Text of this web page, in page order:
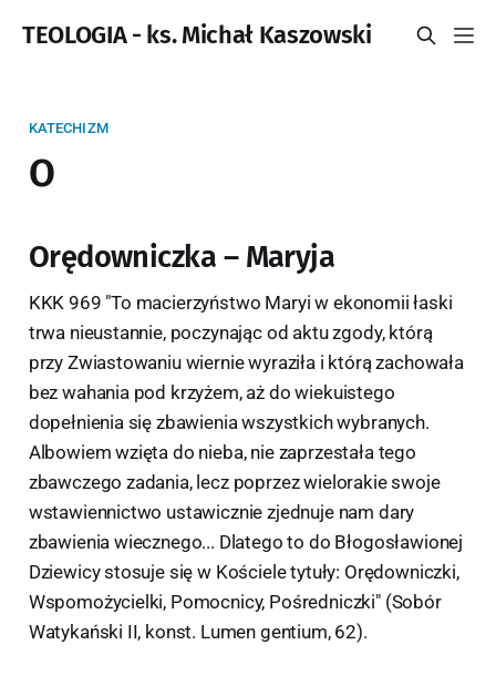
TEOLOGIA - ks. Michał Kaszowski
KATECHIZM
O
Orędowniczka – Maryja
KKK 969 "To macierzyństwo Maryi w ekonomii łaski
trwa nieustannie, poczynając od aktu zgody, którą
przy Zwiastowaniu wiernie wyraziła i którą zachowała
bez wahania pod krzyżem, aż do wiekuistego
dopełnienia się zbawienia wszystkich wybranych.
Albowiem wzięta do nieba, nie zaprzestała tego
zbawczego zadania, lecz poprzez wielorakie swoje
wstawiennictwo ustawicznie zjednuje nam dary
zbawienia wiecznego... Dlatego to do Błogosławionej
Dziewicy stosuje się w Kościele tytuły: Orędowniczki,
Wspomożycielki, Pomocnicy, Pośredniczki" (Sobór
Watykański II, konst. Lumen gentium, 62).